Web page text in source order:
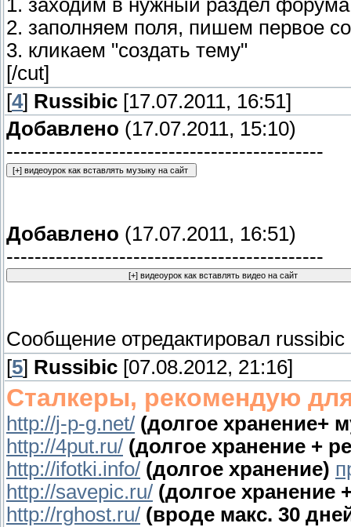
1. заходим в нужный раздел
2. заполняем поля, пишем первое
3. кликаем "создать тему"
[/cut]
[4] Russibic [17.07.2011, 16:51]
Добавлено (17.07.2011, 15:10)
---------------------------------------------
Добавлено (17.07.2011, 16:51)
---------------------------------------------
Сообщение отредактировал russibic
[5] Russibic [07.08.2012, 21:16]
Сталкеры, рекомендую
http://j-p-g.net/ (долгое хранение+
http://4put.ru/ (долгое хранение +
http://ifotki.info/ (долгое хранение)
http://savepic.ru/ (долгое хранение
http://rghost.ru/ (вроде макс. 30